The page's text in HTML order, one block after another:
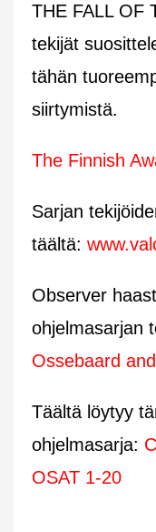
THE FALL OF
tekijät
tähän
siirtymistä.
The Finnish
Sarjan
täältä:
Observer
ohjelmasarjan
Ossebaard
Täältä löytyy
ohjelmasarja:
OSAT 1-20